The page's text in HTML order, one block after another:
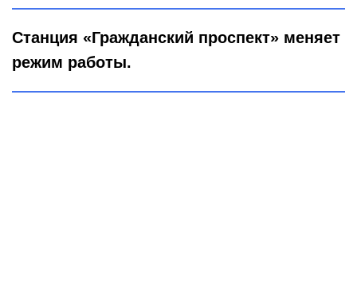
Станция «Гражданский проспект» меняет
режим работы.